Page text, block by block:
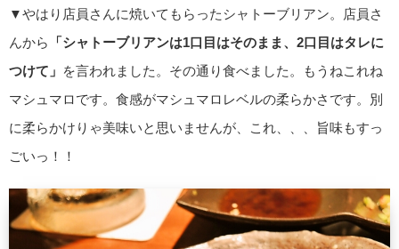
▼やはり店員さんに焼いてもらったシャトーブリアン。店員さ
んから
「シャトーブリアンは1口目はそのまま、2口目はタレに
つけて」 を言われました。その通り食べました。もうねこれね
マシュマロです。食感がマシュマロレベルの柔らかさです。別
に柔らかけりゃ美味いと思いませんが、これ、、、旨味もすっ
ごいっ！！